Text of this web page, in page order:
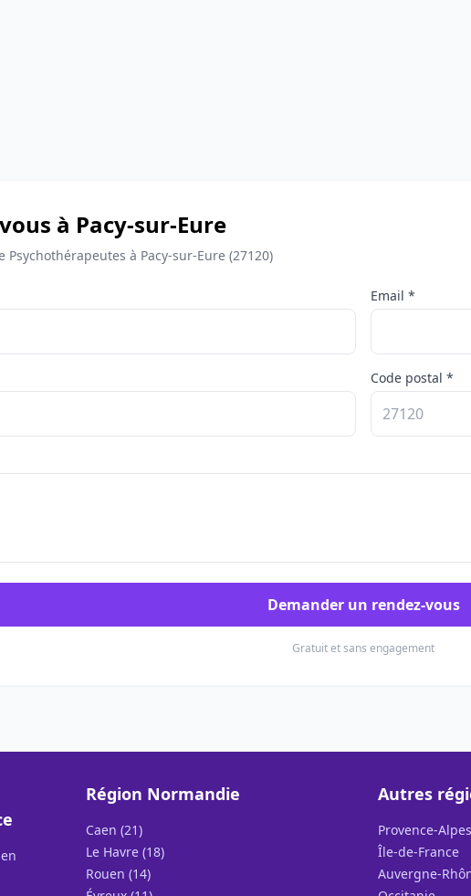
à Pacy-sur-Eure
Psychothérapeutes à Pacy-sur-Eure (27120)
Email *
Code postal *
Demander un rendez-vous
Gratuit et sans engagement
Région Normandie
Caen (21)
Le Havre (18)
Rouen (14)
Autres
Provence-
Île-de-France
Auvergne-